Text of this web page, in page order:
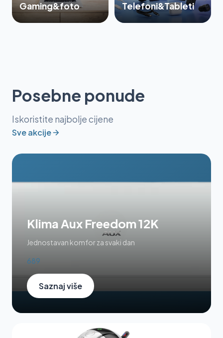
Gaming&foto Telefoni&Tableti
Posebne ponude
Iskoristite najbolje cijene
Sve akcije
Klima Aux Freedom 12K
Jednostavan komfor za svaki dan
689
Saznaj više